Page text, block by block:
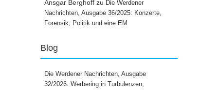
Ansgar Berghoff zu Die Werdener
Nachrichten, Ausgabe 36/2025: Konzerte,
Forensik, Politik und eine EM
Blog
Die Werdener Nachrichten, Ausgabe
32/2026: Werbering in Turbulenzen,